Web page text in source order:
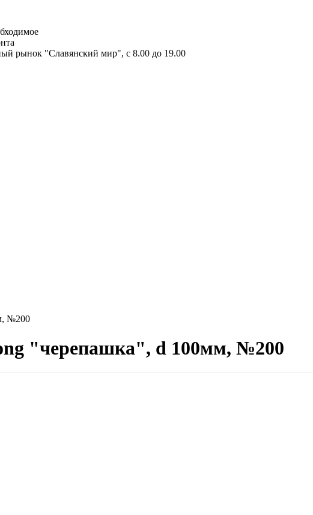
рынок "Славянский мир", с 8.00 до 19.00
№200
"черепашка", d 100мм, №200